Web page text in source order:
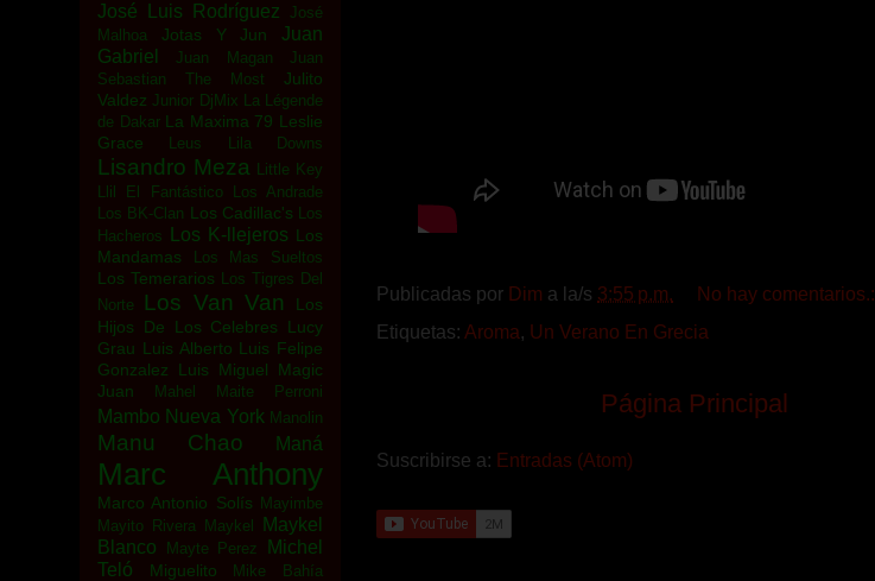
Publicadas por Dim a la/s 3:55 p.m.
No hay comentarios.:
Etiquetas: Aroma, Un Verano En Grecia
Página Principal
Suscribirse a: Entradas (Atom)
José Luis Rodríguez
José
Malhoa
Jotas Y Jun
Juan
Gabriel
Juan Magan
Juan
Sebastian The Most
Julito
Valdez Junior DjMix La Légende
de Dakar La Maxima 79 Leslie
Grace
Leus Lila Downs
Lisandro Meza Little Key
Llil El Fantástico
Los Andrade
Los BK-Clan Los Cadillac's Los
Hacheros
Los K-llejeros Los
Mandamas
Los Mas Sueltos
Los Temerarios Los Tigres Del
Norte
Los Van Van
Los
Hijos De Los Celebres
Lucy
Grau Luis Alberto Luis Felipe
Gonzalez
Luis Miguel
Magic
Juan
Mahel Maite Perroni
Mambo Nueva York Manolin
Manu Chao Maná
Marc Anthony
Marco Antonio Solís Mayimbe
Mayito Rivera Maykel
Maykel
Blanco
Mayte Perez
Michel
Teló
Miguelito Mike Bahía